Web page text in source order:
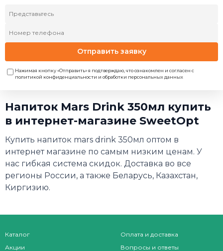
Отправить заявку
Нажимая кнопку «Отправить» я подтверждаю, что ознакомлен и согласен с
политикой конфиденциальности и обработки персональных данных
Напиток Mars Drink 350мл купить
в интернет-магазине SweetOpt
Купить напиток mars drink 350мл оптом в
интернет магазине по самым низким ценам. У
нас гибкая система скидок. Доставка во все
регионы России, а также Беларусь, Казахстан,
Киргизию.
Каталог
Акции
Оплата и доставка
Вопросы и ответы